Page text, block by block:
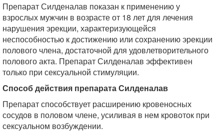
Препарат Силденалав показан к применению у
взрослых мужчин в возрасте от 18 лет для лечения
нарушения эрекции, характеризующейся
неспособностью к достижению или сохранению эрекции
полового члена, достаточной для удовлетворительного
полового акта. Препарат Силденалав эффективен
только при сексуальной стимуляции.
Способ действия препарата Силденалав
Препарат способствует расширению кровеносных
сосудов в половом члене, усиливая в нем кровоток при
сексуальном возбуждении.